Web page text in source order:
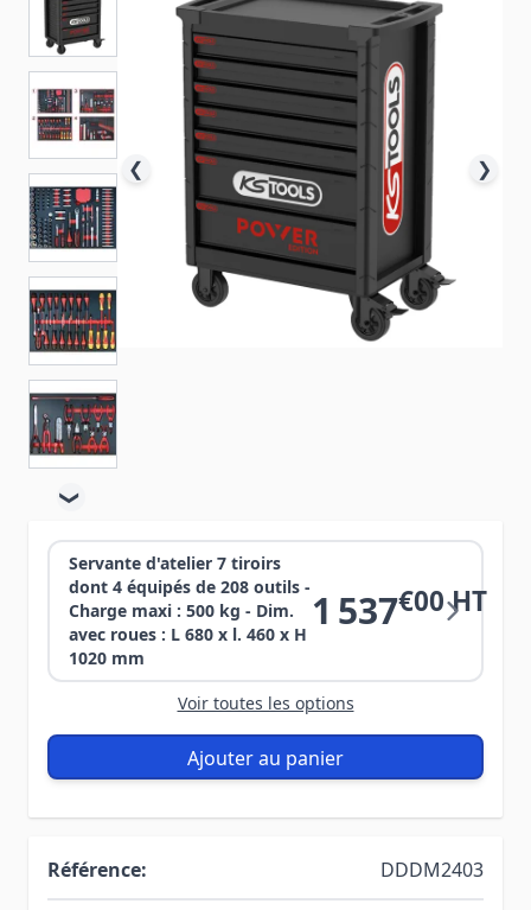
Servante d'atelier 7 tiroirs
dont 4 équipés de 208 outils -
Charge maxi : 500 kg - Dim.
avec roues : L 680 x l. 460 x H
1020 mm
1 537€00 HT
Voir toutes les options
Ajouter au panier
Référence: DDDM2403
❮ ❯
❯